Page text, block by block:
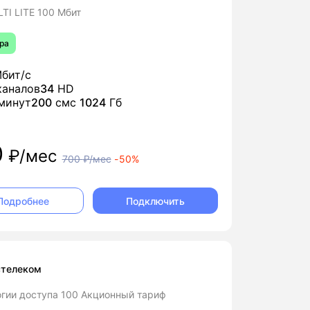
LITE 100 Мбит
с
34HD
200 смс 1024 Гб
₽/мес 700₽/мес -50%
Подключить
доступа 100 Акционный тариф